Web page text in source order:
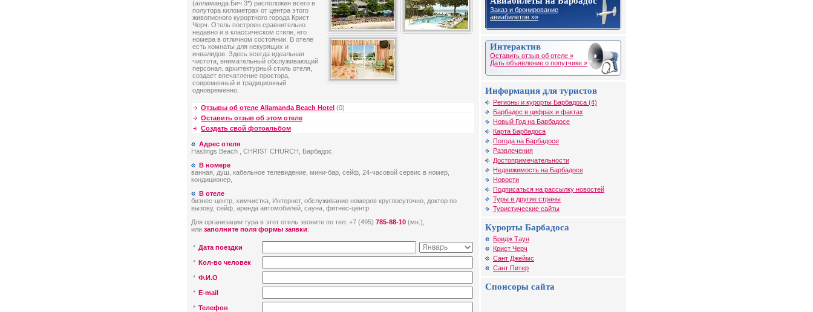
(алламанда Бич 3*) расположен всего в
полутора километрах от центра этого
живописного курортного города Крист
Черч. Отель построен сравнительно
недавно и в классическом стиле, его
номера в отличном состоянии. В отеле
есть комнаты для некурящих и
инвалидов. Здесь всегда идеальная
чистота, внимательный обслуживающий
персонал. архитектурный стиль отеля,
создает впечатление простора,
современный и традиционный
одновременно.
Отзывы об отеле Allamanda Beach Hotel (0)
Оставить отзыв об этом отеле
Создать свой фотоальбом
Адрес отеля
Hastings Beach , CHRIST CHURCH, Барбадос
В номере
ванная, душ, кабельное телевидение, мини-бар, сейф, 24-часовой сервис в номер,
кондиционер,
В отеле
бизнес-центр, химчистка, Интернет, обслуживание номеров круглосуточно, доктор по
вызову, сейф, аренда автомобилей, сауна, фитнес-центр
Для организации тура в этот отель звоните по тел: +7 (495) 785-88-10 (мн.),
или заполните поля формы заявки:
* Дата поездки
* Кол-во человек
* Ф.И.О
* E-mail
* Телефон
Заказ и бронирование
авиабилетов »»
Интерактив
Оставить отзыв об отеле »
Дать объявление о попутчике »
Информация для туристов
Регионы и курорты Барбадоса (4)
Барбадос в цифрах и фактах
Новый Год на Барбадосе
Карта Барбадоса
Погода на Барбадосе
Развлечения
Достопримечательности
Недвижимость на Барбадосе
Новости
Подписаться на рассылку новостей
Туры в другие страны
Туристические сайты
Курорты Барбадоса
Бридж Таун
Крист Черч
Сант Джеймс
Сант Питер
Спонсоры сайта